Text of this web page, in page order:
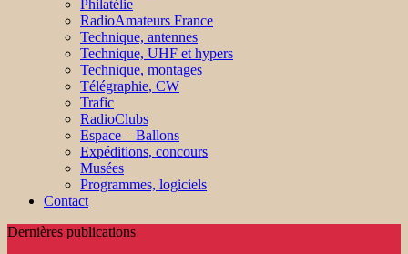
Philatélie
RadioAmateurs France
Technique, antennes
Technique, UHF et hypers
Technique, montages
Télégraphie, CW
Trafic
RadioClubs
Espace – Ballons
Expéditions, concours
Musées
Programmes, logiciels
Contact
Dernières publications